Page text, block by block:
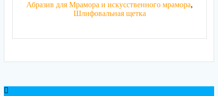
Абразив для Мрамора и искусственного мрамора,
Шлифовальная щетка